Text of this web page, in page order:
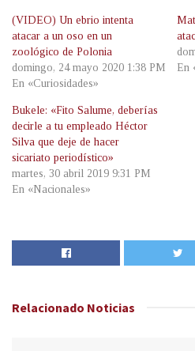
(VIDEO) Un ebrio intenta
atacar a un oso en un
zoológico de Polonia
domingo, 24 mayo 2020 1:38 PM
En «Curiosidades»
En
Bukele: «Fito Salume, deberías
decirle a tu empleado Héctor
Silva que deje de hacer
sicariato periodístico»
martes, 30 abril 2019 9:31 PM
En «Nacionales»
Relacionado Noticias